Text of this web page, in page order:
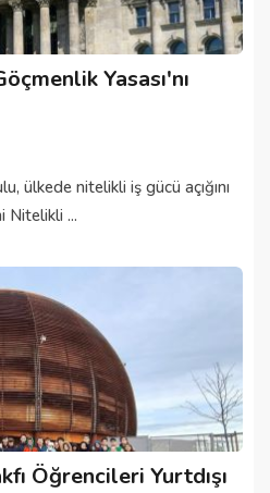
Yasası'nı
ülkede nitelikli iş gücü açığını
Nitelikli ...
Öğrencileri Yurtdışı